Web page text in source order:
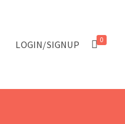
LOGIN/SIGNUP 0